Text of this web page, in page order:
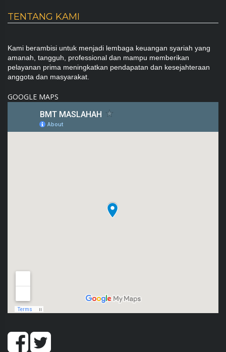
TENTANG KAMI
Kami berambisi untuk menjadi lembaga keuangan syariah yang
amanah, tangguh, professional dan mampu memberikan
pelayanan prima meningkatkan pendapatan dan kesejahteraan
anggota dan masyarakat.
GOOGLE MAPS